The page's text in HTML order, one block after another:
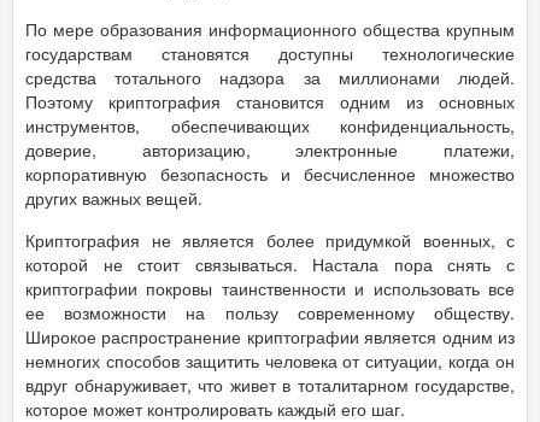
По мере образования информационного общества крупным
государствам становятся доступны технологические
средства тотального надзора за миллионами людей.
Поэтому криптография становится одним из основных
инструментов, обеспечивающих конфиденциальность,
доверие, авторизацию, электронные платежи,
корпоративную безопасность и бесчисленное множество
других важных вещей.
Криптография не является более придумкой военных, с
которой не стоит связываться. Настала пора снять с
криптографии покровы таинственности и использовать все
ее возможности на пользу современному обществу.
Широкое распространение криптографии является одним из
немногих способов защитить человека от ситуации, когда он
вдруг обнаруживает, что живет в тоталитарном государстве,
которое может контролировать каждый его шаг.